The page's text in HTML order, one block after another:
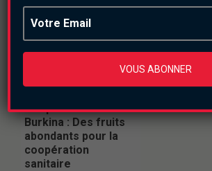
Cooperation Sinon-
Burkina : Des fruits
abondants pour la
coopération
sanitaire
VOUS ABONNER